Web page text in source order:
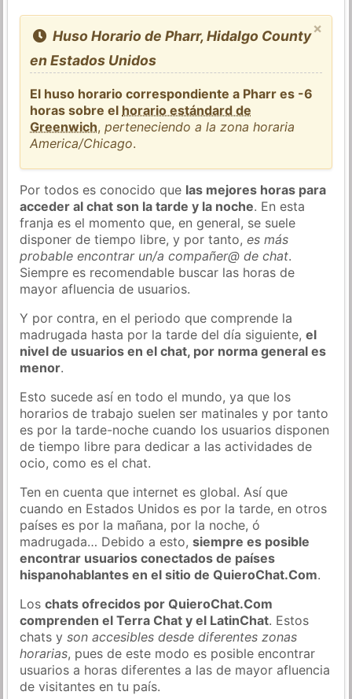
×
Huso Horario de Pharr, Hidalgo County
en Estados Unidos
El huso horario correspondiente a Pharr es -6
horas sobre el horario estándard de
Greenwich,perteneciendo a la zona horaria
America/Chicago.
Por todos es conocido que las mejores horas para
acceder al chat son la tarde y la noche. En esta
franja es el momento que, en general, se suele
disponer de tiempo libre, y por tanto,es más
probable encontrar un/a compañer@ de chat.
Siempre es recomendable buscar las horas de
mayor afluencia de usuarios.
Y por contra, en el periodo que comprende la
madrugada hasta por la tarde del día siguiente,el
nivel de usuarios en el chat, por norma general es
menor.
Esto sucede así en todo el mundo, ya que los
horarios de trabajo suelen ser matinales y por tanto
es por la tarde-noche cuando los usuarios disponen
de tiempo libre para dedicar a las actividades de
ocio, como es el chat.
Ten en cuenta que internet es global. Así que
cuando en Estados Unidos es por la tarde, en otros
países es por la mañana, por la noche, ó
madrugada… Debido a esto,siempre es posible
encontrar usuarios conectados de países
hispanohablantes en el sitio de QuieroChat.Com.
Loschats ofrecidos por QuieroChat.Com
comprenden el Terra Chat y el LatinChat. Estos
chats yson accesibles desde diferentes zonas
horarias, pues de este modo es posible encontrar
usuarios a horas diferentes a las de mayor afluencia
de visitantes en tu país.